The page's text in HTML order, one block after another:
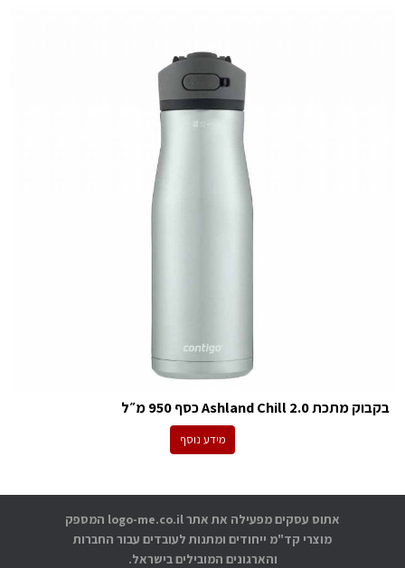
בקבוק מתכת Ashland Chill 2.0 כסף 950 מ״ל
מידע נוסף
אתוס עסקים מפעילה את אתר logo-me.co.il המספק
מוצרי קד"מ ייחודים ומתנות לעובדים עבור החברות
והארגונים המובילים בישראל.